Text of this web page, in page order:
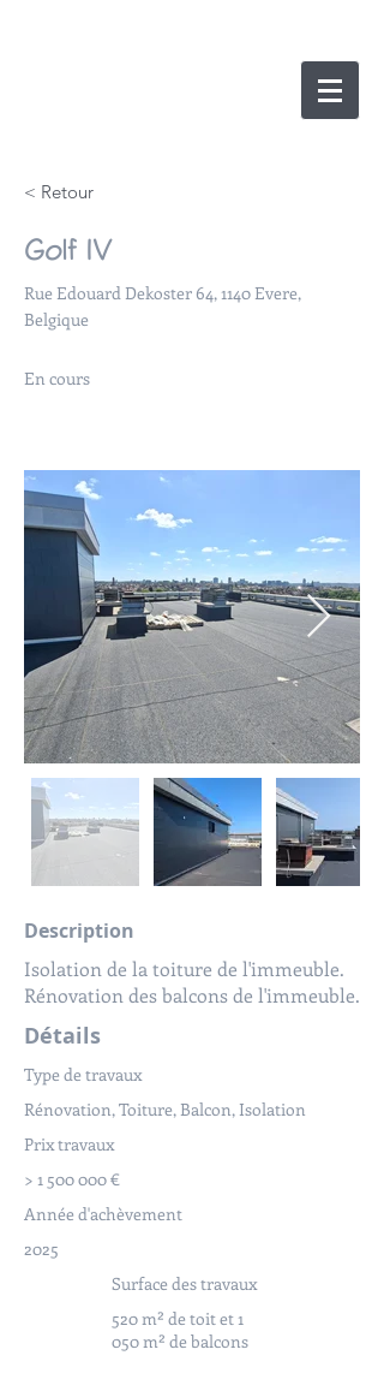
< Retour
Golf IV
Rue Edouard Dekoster 64, 1140 Evere,
Belgique
En cours
Description
Isolation de la toiture de l'immeuble.
Rénovation des balcons de l'immeuble.
Détails
Type de travaux
Rénovation, Toiture, Balcon, Isolation
Prix travaux
> 1 500 000€
Année d'achèvement
2025
Surface des travaux
520 m² de toit et 1
050 m² de balcons